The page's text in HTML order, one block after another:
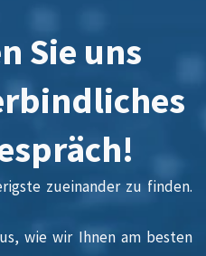
Sie uns
zueinander zu finden.
wie wir Ihnen am besten